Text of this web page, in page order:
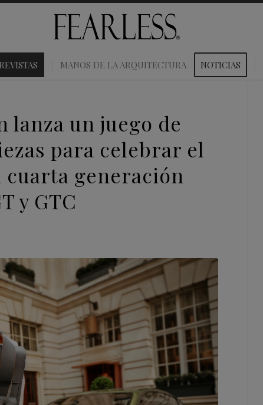
REVISTAS MANOS DE LA ARQUITECTURA NOTICIAS
lanza un juego de
para celebrar el
generación
y GTC